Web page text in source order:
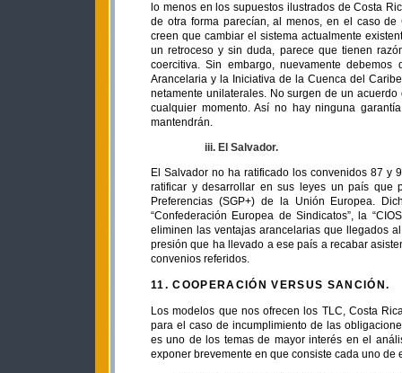
lo menos en los supuestos ilustrados de Costa
de otra forma parecían, al menos, en el caso
creen que cambiar el sistema actualmente
un retroceso y sin duda, parece que tienen
coercitiva. Sin embargo, nuevamente
Arancelaria y la Iniciativa de la Cuenca del
netamente unilaterales. No surgen de un
cualquier momento. Así no hay ninguna
mantendrán.
iii. El Salvador.
El Salvador no ha ratificado los convenidos 87 y
ratificar y desarrollar en sus leyes un país que
Preferencias (SGP+) de la Unión Europea.
“Confederación Europea de Sindicatos”, la
eliminen las ventajas arancelarias que llegados
presión que ha llevado a ese país a recabar
convenios referidos.
11. COOPERACIÓN VERSUS SANCIÓN.
Los modelos que nos ofrecen los TLC, Costa
para el caso de incumplimiento de las
es uno de los temas de mayor interés en el
exponer brevemente en que consiste cada uno de